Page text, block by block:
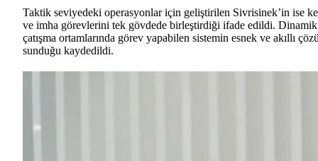
Taktik seviyedeki operasyonlar için geliştirilen Sivrisinek’in ise
ve imha görevlerini tek gövdede birleştirdiği ifade edildi. Dinamik
çatışma ortamlarında görev yapabilen sistemin esnek ve akıllı
sunduğu kaydedildi.